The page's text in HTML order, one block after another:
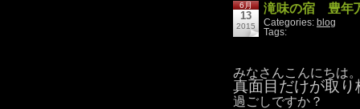
6月
13
2015
滝味の宿 豊年
Categories: blog
Tags:
みなさんこんにちは
真面目だけが取
過ごしですか？